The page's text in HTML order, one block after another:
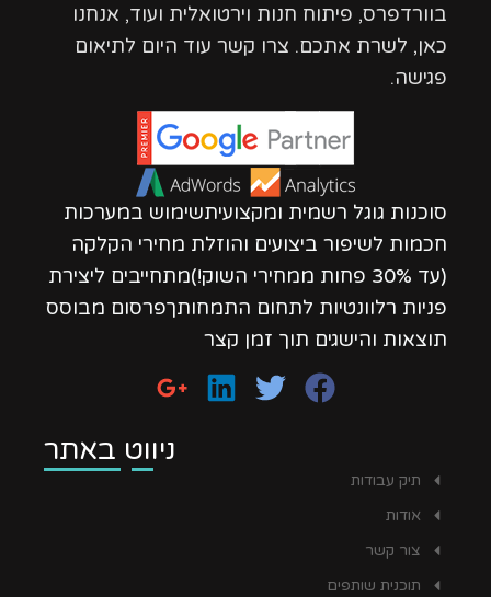
בוורדפרס, פיתוח חנות וירטואלית ועוד, אנחנו
כאן, לשרת אתכם. צרו קשר עוד היום לתיאום
פגישה.
סוכנות גוגל רשמית ומקצועיתשימוש במערכות
חכמות לשיפור ביצועים והוזלת מחירי הקלקה
(עד 30% פחות ממחירי השוק!)מתחייבים ליצירת
פניות רלוונטיות לתחום התמחותךפרסום מבוסס
תוצאות והישגים תוך זמן קצר
ניווט באתר
תיק עבודות
אודות
צור קשר
תוכנית שותפים